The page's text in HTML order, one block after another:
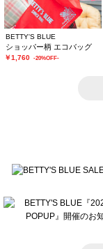
BETTY'S BLUE
ショッパー柄 エコバッグ
￥1,760 -20%OFF-